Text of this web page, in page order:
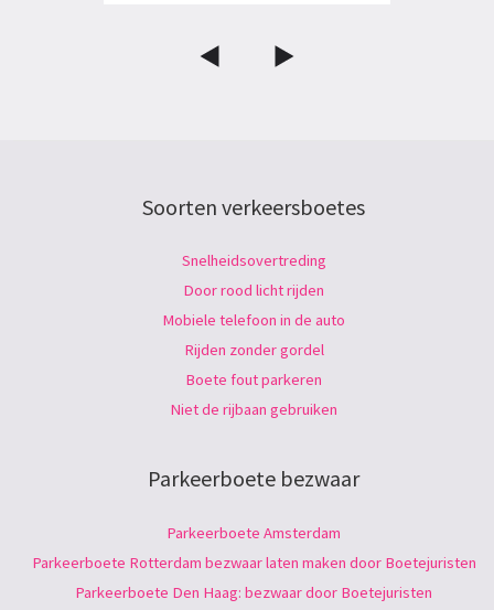
Soorten verkeersboetes
Snelheidsovertreding
Door rood licht rijden
Mobiele telefoon in de auto
Rijden zonder gordel
Boete fout parkeren
Niet de rijbaan gebruiken
Parkeerboete bezwaar
Parkeerboete Amsterdam
Parkeerboete Rotterdam bezwaar laten maken door Boetejuristen
Parkeerboete Den Haag: bezwaar door Boetejuristen